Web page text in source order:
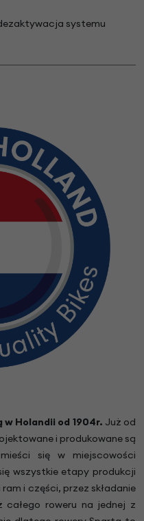
systemu
Holandii od 1904r. Już od
i produkowane są
się w miejscowości
wszystkie etapy produkcji
i części, przez składanie
roweru na jednej z